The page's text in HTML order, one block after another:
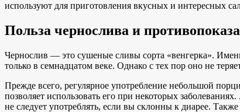
используют для приготовления вкусных и интересных
Польза чернослива и
Чернослив — это сушеные сливы сорта «венгерка».
только в семнадцатом веке. Однако с тех пор оно не
Прежде всего, регулярное употребление небольшой
позволяет использовать его при некоторых
не следует употреблять, если вы склонны к диарее.